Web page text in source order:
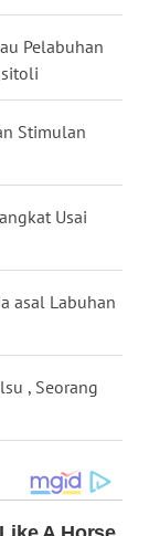
Pelabuhan
Stimulan
Usai
asal Labuhan
, Seorang